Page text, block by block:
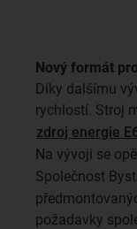
Nový formát
Díky dalšímu
rychlostí. Stroj
zdroj energie
Na vývoji se
Společnost
požadavky